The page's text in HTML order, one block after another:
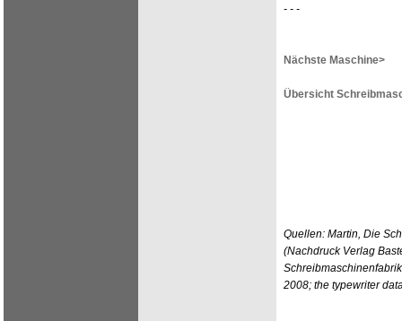
- - -
Nächste Maschine>
Übersicht
Quellen: Martin, Die
(Nachdruck Verlag
2008; the typewriter